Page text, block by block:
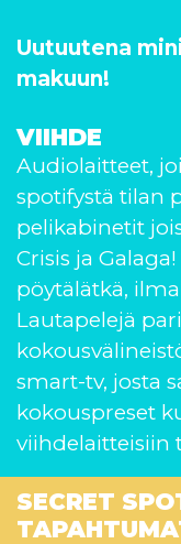
Uutuutena
makuun!
VIIHDE
Audiolaitteet,
spotifystä tilan
pelikabinetit
Crisis ja
pöytälätkä,
Lautapelejä
smart-tv, josta
kokouspreset
viihdelaitteisiin
SECRET